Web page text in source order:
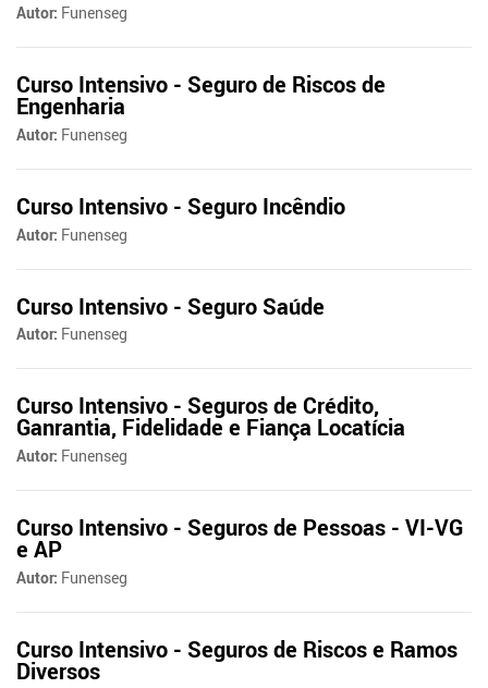
Autor: Funenseg
Curso Intensivo - Seguro de Riscos de
Engenharia
Autor: Funenseg
Curso Intensivo - Seguro Incêndio
Autor: Funenseg
Curso Intensivo - Seguro Saúde
Autor: Funenseg
Curso Intensivo - Seguros de Crédito,
Ganrantia, Fidelidade e Fiança Locatícia
Autor: Funenseg
Curso Intensivo - Seguros de Pessoas - VI-VG
e AP
Autor: Funenseg
Curso Intensivo - Seguros de Riscos e Ramos
Diversos